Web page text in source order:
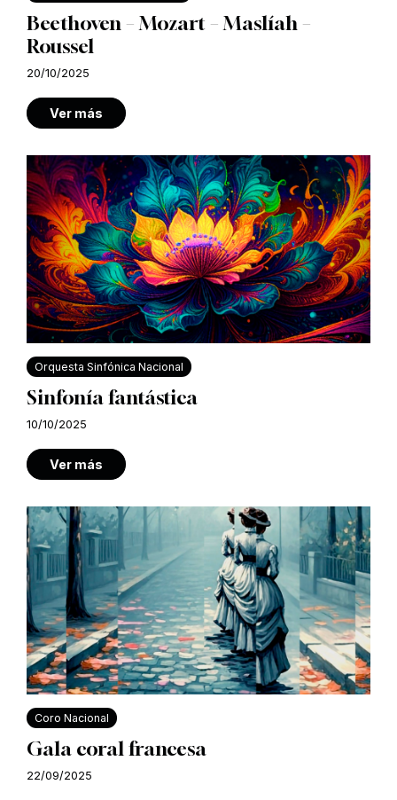
Beethoven – Mozart – Maslíah –
Roussel
20/10/2025
Ver más
Orquesta Sinfónica Nacional
Sinfonía fantástica
10/10/2025
Ver más
Coro Nacional
Gala coral francesa
22/09/2025